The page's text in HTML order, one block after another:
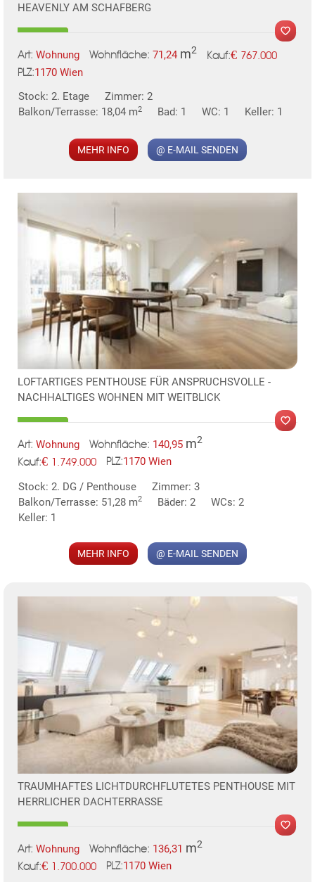
HEAVENLY AM SCHAFBERG
Art: Wohnung Wohnfläche: 71,24 m2 Kauf:€ 767.000
PLZ:1170 Wien
Stock: 2. Etage
Zimmer: 2
Balkon/Terrasse: 18,04 m2 Bad: 1 WC: 1 Keller: 1
MEHR INFO @ E-MAIL SENDEN
LOFTARTIGES PENTHOUSE FÜR ANSPRUCHSVOLLE -
NACHHALTIGES WOHNEN MIT WEITBLICK
Art: Wohnung Wohnfläche: 140,95 m2
Kauf:€ 1.749.000 PLZ:1170 Wien
Stock: 2. DG / Penthouse
Zimmer: 3
Balkon/Terrasse: 51,28 m2 Bäder: 2
WCs: 2
Keller: 1
MEHR INFO @ E-MAIL SENDEN
TRAUMHAFTES LICHTDURCHFLUTETES PENTHOUSE MIT
HERRLICHER DACHTERRASSE
Art: Wohnung Wohnfläche: 136,31 m2
Kauf:€ 1.700.000 PLZ:1170 Wien